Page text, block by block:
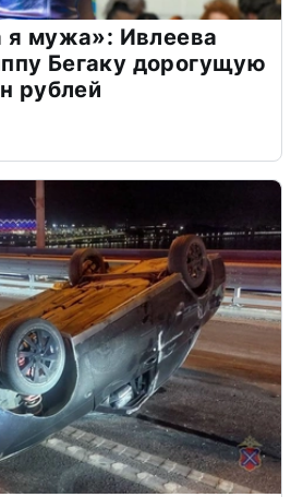
я мужа»: Ивлеева
Бегаку дорогущую
рублей